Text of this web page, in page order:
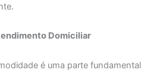
Domiciliar
é uma parte fundamental